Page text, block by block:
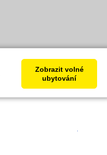
Zobrazit volné
ubytování